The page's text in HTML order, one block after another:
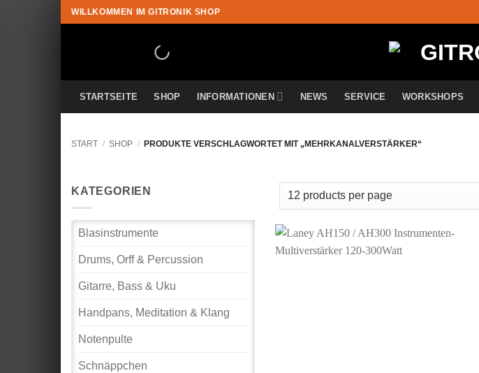
Zum
Inhalt
WILLKOMMEN IM GITRONIK SHOP
STARTSEITE SHOP INFORMATIONEN NEWS SERVICE WORKSHOPS
START / SHOP / PRODUKTE VERSCHLAGWORTET MIT „MEHRKANALVERSTÄRKER“
KATEGORIEN
Blasinstrumente
Drums, Orff & Percussion
Gitarre, Bass & Uku
Handpans, Meditation & Klang
Notenpulte
Schnäppchen